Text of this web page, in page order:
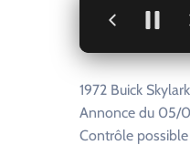
1972 Buick
Annonce du 05/
Contrôle